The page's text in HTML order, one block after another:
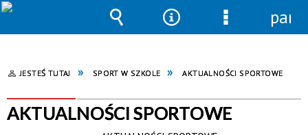
JESTEŚ TUTAJ SPORT W SZKOLE AKTUALNOŚCI SPORTOWE
AKTUALNOŚCI SPORTOWE
Wyszukiwarka
NarzędziaMenu